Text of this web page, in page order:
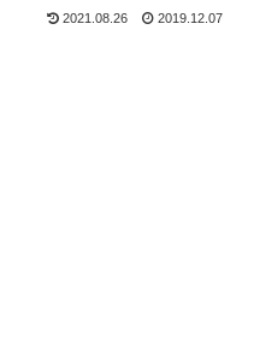
2021.08.26 2019.12.07